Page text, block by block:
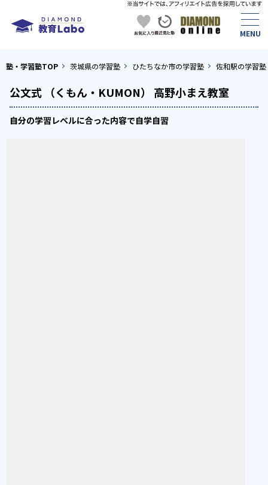
塾・学習塾TOP 茨城県の学習塾 ひたちなか市の学習塾 佐和駅の学習塾
公文式 （くもん・KUMON） 高野小まえ教室
自分の学習レベルに合った内容で自学自習